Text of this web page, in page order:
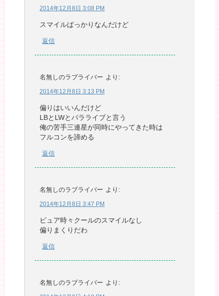
2014年12月8日 3:08 PM
スマイルばっかりなんだけど
返信
名無しのラブライバー より:
2014年12月8日 3:13 PM
偏りはいいんだけど
LBとLWとパラライブと言う
俺の苦手三連星が同時にやってきた時は
フルコンを諦める
返信
名無しのラブライバー より:
2014年12月8日 3:47 PM
ピュア時々クールのスマイルなし
偏りまくりだわ
返信
名無しのラブライバー より: